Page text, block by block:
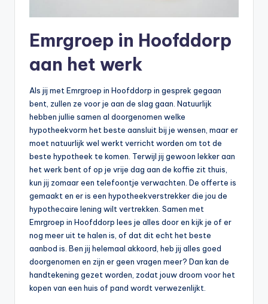
Emrgroep in Hoofddorp
aan het werk
Als jij met Emrgroep in Hoofddorp in gesprek gegaan
bent, zullen ze voor je aan de slag gaan. Natuurlijk
hebben jullie samen al doorgenomen welke
hypotheekvorm het beste aansluit bij je wensen, maar er
moet natuurlijk wel werkt verricht worden om tot de
beste hypotheek te komen. Terwijl jij gewoon lekker aan
het werk bent of op je vrije dag aan de koffie zit thuis,
kun jij zomaar een telefoontje verwachten. De offerte is
gemaakt en er is een hypotheekverstrekker die jou de
hypothecaire lening wilt vertrekken. Samen met
Emrgroep in Hoofddorp lees je alles door en kijk je of er
nog meer uit te halen is, of dat dit echt het beste
aanbod is. Ben jij helemaal akkoord, heb jij alles goed
doorgenomen en zijn er geen vragen meer? Dan kan de
handtekening gezet worden, zodat jouw droom voor het
kopen van een huis of pand wordt verwezenlijkt.